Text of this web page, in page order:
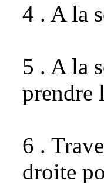
4 . A la
5 . A la
prendre
6 .
droite